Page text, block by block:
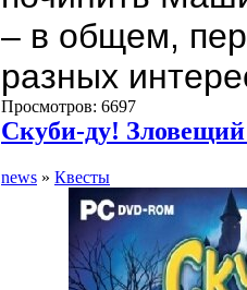
– в общем,
разных
Просмотров: 6697
Скуби-ду!
news » Квесты